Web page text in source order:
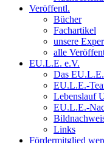
Veröffentl.
Bücher
Fachartikel
unsere
alle
EU.L.E. e.V.
Das
EU.L.E.-
Lebenslauf
EU.L.E.-
Links
Fördermitglied